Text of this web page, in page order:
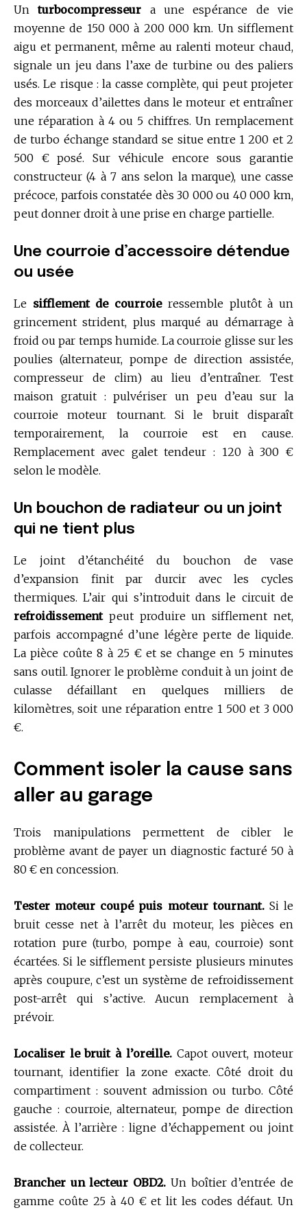
Unturbocompresseur a une espérance de vie
moyenne de 150 000 à 200 000 km. Un sifflement
aigu et permanent, même au ralenti moteur chaud,
signale un jeu dans l’axe de turbine ou des paliers
usés. Le risque : la casse complète, qui peut projeter
des morceaux d’ailettes dans le moteur et entraîner
une réparation à 4 ou 5 chiffres. Un remplacement
de turbo échange standard se situe entre 1 200 et 2
500 € posé. Sur véhicule encore sous garantie
constructeur (4 à 7 ans selon la marque), une casse
précoce, parfois constatée dès 30 000 ou 40 000 km,
peut donner droit à une prise en charge partielle.
Une courroie d’accessoire détendue
ou usée
Le sifflement de courroieressemble plutôt à un
grincement strident, plus marqué au démarrage à
froid ou par temps humide. La courroie glisse sur les
poulies (alternateur, pompe de direction assistée,
compresseur de clim) au lieu d’entraîner. Test
maison gratuit : pulvériser un peu d’eau sur la
courroie moteur tournant. Si le bruit disparaît
temporairement, la courroie est en cause.
Remplacement avec galet tendeur : 120 à 300 €
selon le modèle.
Un bouchon de radiateur ou un joint
qui ne tient plus
Le joint d’étanchéité du bouchon de vase
d’expansion finit par durcir avec les cycles
thermiques. L’air qui s’introduit dans le circuit de
refroidissementpeut produire un sifflement net,
parfois accompagné d’une légère perte de liquide.
La pièce coûte 8 à 25 € et se change en 5 minutes
sans outil. Ignorer le problème conduit à un joint de
culasse défaillant en quelques milliers de
kilomètres, soit une réparation entre 1 500 et 3 000
€.
Comment isoler la cause sans
aller au garage
Trois manipulations permettent de cibler le
problème avant de payer un diagnostic facturé 50 à
80 € en concession.
Tester moteur coupé puis moteur tournant.Si le
bruit cesse net à l’arrêt du moteur, les pièces en
rotation pure (turbo, pompe à eau, courroie) sont
écartées. Si le sifflement persiste plusieurs minutes
après coupure, c’est un système de refroidissement
post-arrêt qui s’active. Aucun remplacement à
prévoir.
Localiser le bruit à l’oreille.Capot ouvert, moteur
tournant, identifier la zone exacte. Côté droit du
compartiment : souvent admission ou turbo. Côté
gauche : courroie, alternateur, pompe de direction
assistée. À l’arrière : ligne d’échappement ou joint
de collecteur.
Brancher un lecteur OBD2. Un boîtier d’entrée de
gamme coûte 25 à 40 € et lit les codes défaut. Un